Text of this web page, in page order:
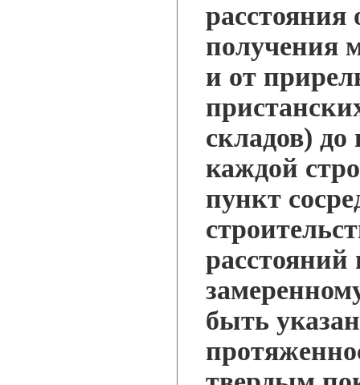
расстояния
получения
и от
складов)
каждой
пункт
быть